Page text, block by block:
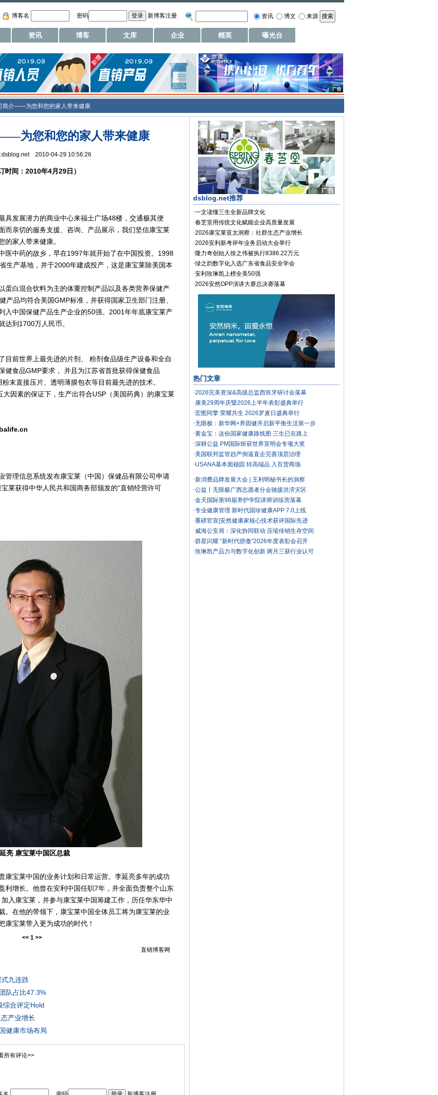
博客名 密码 新博客注册 资讯 博文 来源
资讯 博客 文库 企业 精英 曝光台
简介——为您和您的家人带来健康
为您和您的家人带来健康
2010-04-29 10:56:26
时间：2010年4月29日）
发展潜力的商业中心来福士广场48楼，交通极其便
而亲切的服务支援、咨询、产品展示，我们坚信康宝莱
的家人带来健康。
中药的故乡，早在1997年就开始了在中国投资。1998
生产基地，并于2000年建成投产，这是康宝莱除美国本
白混合饮料为主的体重控制产品以及各类营养保健产
产品均符合美国GMP标准，并获得国家卫生部门注册、
入中国保健产品生产企业的50强。2001年年底康宝莱产
达到1700万人民币。
世界上最先进的片剂、 粉剂食品级生产设备和全自
健食品GMP要求， 并且为江苏省首批获得保健食品
末直接压片、透明薄膜包衣等目前最先进的技术。
素的保证下，生产出符合USP（美国药典）的康宝莱
信息系统发布康宝莱（中国）保健品有限公司申请
莱获得中华人民共和国商务部颁发的“直销经营许可
亮 康宝莱中国区总裁
莱中国的业务计划和日常运营。李延亮多年的成功
利增长。他曾在安利中国任职7年，并全面负责整个山东
入康宝莱，并参与康宝莱中国筹建工作，历任华东华中
。在他的带领下，康宝莱中国全体员工将为康宝莱的业
康宝莱带入更为成功的时代！
<< 1 >>
直销博客网
九连跌
队占比47.3%
综合评定Hold
产业增长
健康市场布局
所有评论>>
dsblog.net推荐
·一文读懂三生全新品牌文化
·春芝堂用传统文化赋能企业高质量发展
·2026康宝莱亚太洞察：社群生态产业增长
·2026安利新考评年业务启动大会举行
·隆力奇创始人徐之伟被执行8386.22万元
·绿之韵数字化入选广东省食品安全学会
·安利玫琳凯上榜全美50强
·2026安然OPP演讲大赛总决赛落幕
热门文章
·2026完美资深&高级总监西班牙研讨会落幕
·康美29周年庆暨2026上半年表彰盛典举行
·宏图同擎 荣耀共生 2026罗麦日盛典举行
·无限极：新华网×养固健开启新平衡生活第一步
·黄金宝：这份国家健康路线图 三生已在路上
·深耕公益 PM国际斩获世界宣明会专项大奖
·美国联邦监管趋严倒逼直企完善顶层治理
·USANA基本面稳固 转高端品 入百货商场
·新消费品牌发展大会 | 王利明秘书长的洞察
·公益丨无限极广西志愿者分会驰援洪涝灾区
·金天国际第98届养护学院讲师训练营落幕
·专业健康管理 新时代国珍健康APP 7.0上线
·重磅官宣|安然健康家核心技术获评国际先进
·威海公安局：深化协同联动 压缩传销生存空间
·群星闪耀 “新时代骄傲”2026年度表彰会召开
·玫琳凯产品力与数字化创新 两月三获行业认可